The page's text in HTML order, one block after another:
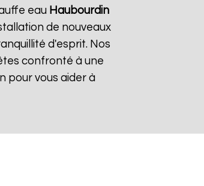
eau Haubourdin
de nouveaux
d'esprit. Nos
confronté à une
pour vous aider à